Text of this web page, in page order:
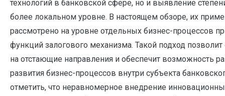
технологий в банковской сфере, но и выявление
более локальном уровне. В настоящем обзоре, их
рассмотрено на уровне отдельных бизнес-процессов
функций залогового механизма. Такой подход
на отстающие направления и обеспечит возможность
развития бизнес-процессов внутри субъекта
отметить, что неравномерное внедрение